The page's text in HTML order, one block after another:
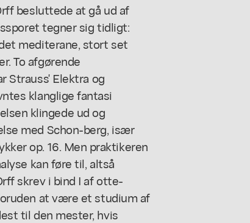
besluttede at gå ud af
tegner sig tidligt:
mediterane, stort set
To afgørende
Strauss' Elektra og
klanglige fantasi
klingede ud og
med Schon-berg, især
op. 16. Men praktikeren
kan føre til, altså
skrev i bind I af otte-
at være et studium af
til den mester, hvis